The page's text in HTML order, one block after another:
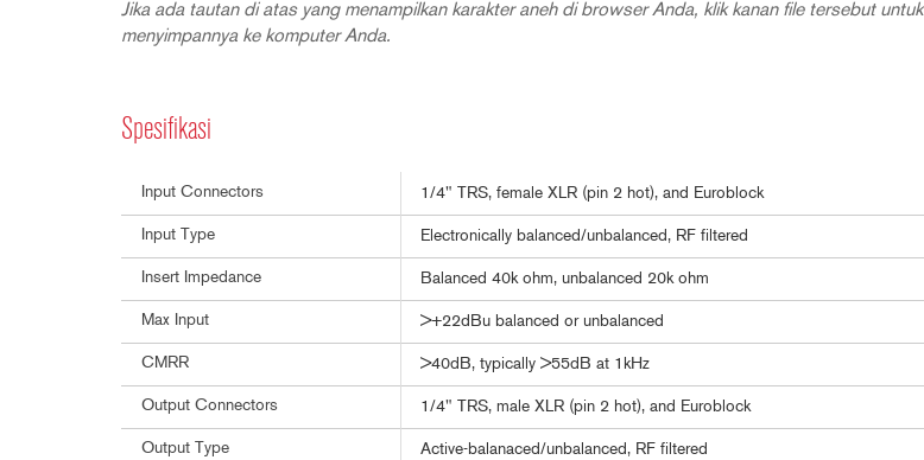
Jika ada tautan di atas yang menampilkan karakter aneh di browser Anda, klik kanan file tersebut untuk
menyimpannya ke komputer Anda.
Spesifikasi
Input Connectors 1/4" TRS, female XLR (pin 2 hot), and Euroblock
Input Type Electronically balanced/unbalanced, RF filtered
Insert Impedance Balanced 40k ohm, unbalanced 20k ohm
Max Input >+22dBu balanced or unbalanced
CMRR >40dB, typically >55dB at 1kHz
Output Connectors 1/4" TRS, male XLR (pin 2 hot), and Euroblock
Output Type Active-balanaced/unbalanced, RF filtered